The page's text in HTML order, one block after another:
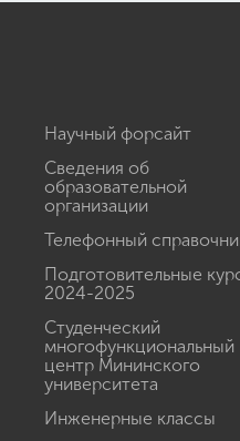
Научный форсайт
Сведения об
образовательной
организации
Телефонный
Подготовительные
2024-2025
Студенческий
многофункциональный
центр Мининского
университета
Инженерные классы